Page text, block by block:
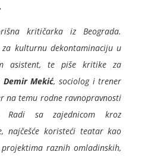
kritičarka iz Beograda.
kulturnu dekontaminaciju u
asistent, te piše kritike za
Demir Mekić, sociolog i trener
na temu rodne ravnopravnosti
sa zajednicom kroz
najčešće koristeći teatar kao
raznih omladinskih,